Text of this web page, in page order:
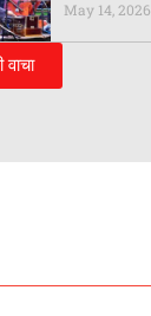
May 14, 2026